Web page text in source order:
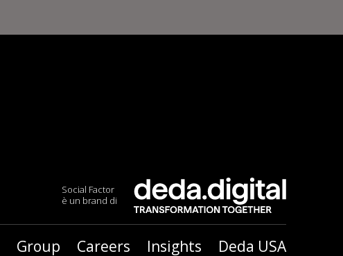
Social Factor
è un brand di
Group Careers Insights Deda USA